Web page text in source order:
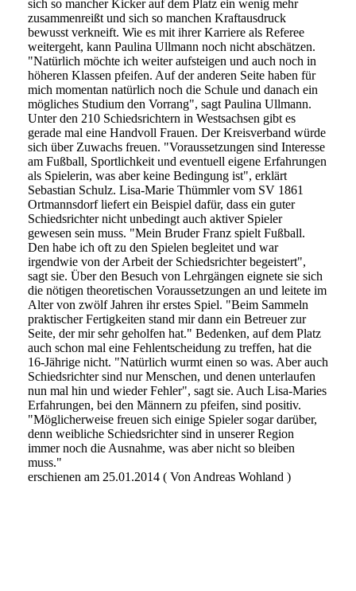
sich so mancher Kicker auf dem Platz ein wenig mehr
zusammenreißt und sich so manchen Kraftausdruck
bewusst verkneift. Wie es mit ihrer Karriere als Referee
weitergeht, kann Paulina Ullmann noch nicht abschätzen.
"Natürlich möchte ich weiter aufsteigen und auch noch in
höheren Klassen pfeifen. Auf der anderen Seite haben für
mich momentan natürlich noch die Schule und danach ein
mögliches Studium den Vorrang", sagt Paulina Ullmann.
Unter den 210 Schiedsrichtern in Westsachsen gibt es
gerade mal eine Handvoll Frauen. Der Kreisverband würde
sich über Zuwachs freuen. "Voraussetzungen sind Interesse
am Fußball, Sportlichkeit und eventuell eigene Erfahrungen
als Spielerin, was aber keine Bedingung ist", erklärt
Sebastian Schulz. Lisa-Marie Thümmler vom SV 1861
Ortmannsdorf liefert ein Beispiel dafür, dass ein guter
Schiedsrichter nicht unbedingt auch aktiver Spieler
gewesen sein muss. "Mein Bruder Franz spielt Fußball.
Den habe ich oft zu den Spielen begleitet und war
irgendwie von der Arbeit der Schiedsrichter begeistert",
sagt sie. Über den Besuch von Lehrgängen eignete sie sich
die nötigen theoretischen Voraussetzungen an und leitete im
Alter von zwölf Jahren ihr erstes Spiel. "Beim Sammeln
praktischer Fertigkeiten stand mir dann ein Betreuer zur
Seite, der mir sehr geholfen hat." Bedenken, auf dem Platz
auch schon mal eine Fehlentscheidung zu treffen, hat die
16-Jährige nicht. "Natürlich wurmt einen so was. Aber auch
Schiedsrichter sind nur Menschen, und denen unterlaufen
nun mal hin und wieder Fehler", sagt sie. Auch Lisa-Maries
Erfahrungen, bei den Männern zu pfeifen, sind positiv.
"Möglicherweise freuen sich einige Spieler sogar darüber,
denn weibliche Schiedsrichter sind in unserer Region
immer noch die Ausnahme, was aber nicht so bleiben
muss."
erschienen am 25.01.2014 ( Von Andreas Wohland )